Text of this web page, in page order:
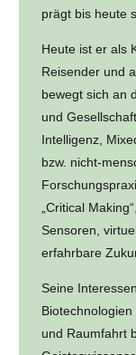
prägt bis heute
Heute ist er als
Reisender und
bewegt sich an
und
Intelligenz,
bzw. nicht-
„Critical
Sensoren,
erfahrbare
Seine
und Raumfahrt